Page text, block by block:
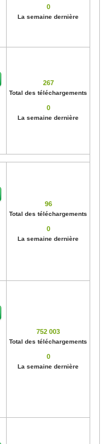
0
La semaine dernière
267
Total des téléchargements
0
La semaine dernière
96
Total des téléchargements
0
La semaine dernière
752 003
Total des téléchargements
0
La semaine dernière